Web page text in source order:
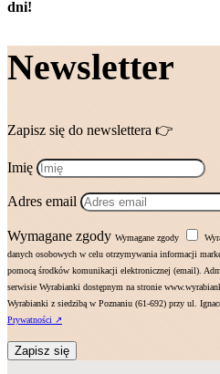
dni!
Newsletter
Zapisz się do newslettera 👉
Imię
Adres email
Wymagane zgody Wymagane zgody
danych osobowych w celu otrzymywania informacji
pomocą środków komunikacji elektronicznej (email).
serwisie Wyrabianki dostępnym na stronie
Wyrabianki z siedzibą w Poznaniu (61-692) przy ul.
Prywatności ↗
Zapisz się